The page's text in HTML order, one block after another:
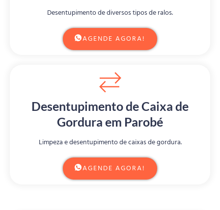
Desentupimento de diversos tipos de ralos.
AGENDE AGORA!
Desentupimento de Caixa de
Gordura em Parobé
Limpeza e desentupimento de caixas de gordura.
AGENDE AGORA!